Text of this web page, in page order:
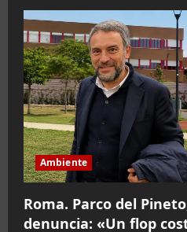
Ambiente
Roma. Parco del
denuncia: «Un flop